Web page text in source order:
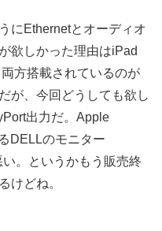
にEthernetとオーディオ
欲しかった理由はiPad
方搭載されているのが
が、今回どうしても欲し
出力だ。Apple
DELLのモニター
。というかもう販売終
けどね。